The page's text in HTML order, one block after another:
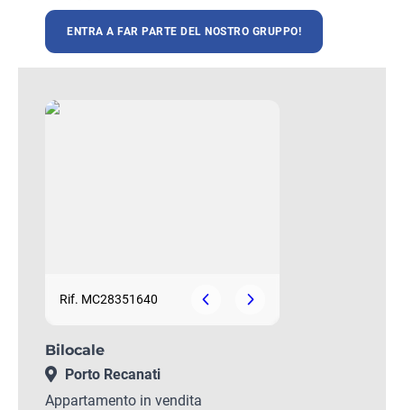
ENTRA A FAR PARTE DEL NOSTRO GRUPPO!
Rif. MC28351640
Bilocale
Porto Recanati
Appartamento in vendita